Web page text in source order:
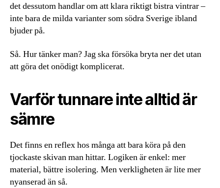
det dessutom handlar om att klara riktigt bistra vintrar –
inte bara de milda varianter som södra Sverige ibland
bjuder på.
Så. Hur tänker man? Jag ska försöka bryta ner det utan
att göra det onödigt komplicerat.
Varför tunnare inte alltid är
sämre
Det finns en reflex hos många att bara köra på den
tjockaste skivan man hittar. Logiken är enkel: mer
material, bättre isolering. Men verkligheten är lite mer
nyanserad än så.